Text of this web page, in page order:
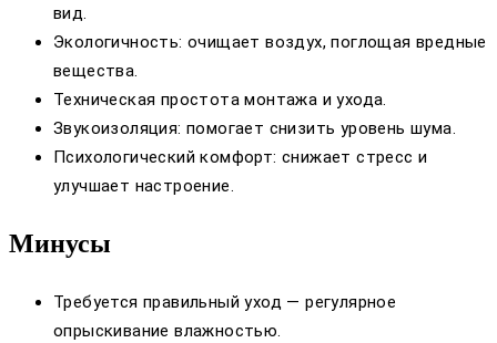
вид.
Экологичность: очищает воздух, поглощая вредные
вещества.
Техническая простота монтажа и ухода.
Звукоизоляция: помогает снизить уровень шума.
Психологический комфорт: снижает стресс и
улучшает настроение.
Минусы
Требуется правильный уход — регулярное
опрыскивание влажностью.